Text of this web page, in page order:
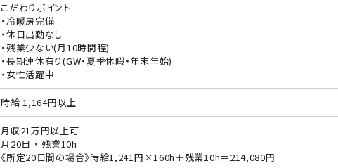
こだわりポイント
・冷暖房完備
・休日出勤なし
・残業少ない(月10時間程)
・長期連休有り(GW・夏季休暇・年末年始)
・女性活躍中
時給 1,164円以上
月収21万円以上可
月20日 ・ 残業10h
《所定20日間の場合》時給1,241円×160h＋残業10h＝214,080円